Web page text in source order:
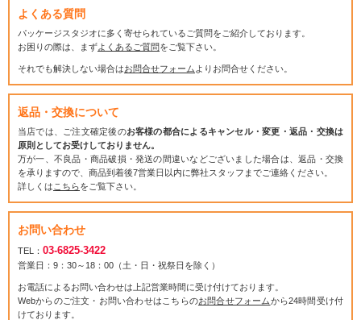
よくある質問
パッケージスタジオに多く寄せられているご質問をご紹介しております。
お困りの際は、まずよくあるご質問をご覧下さい。
それでも解決しない場合はお問合せフォーム よりお問合せください。
返品・交換について
当店では、ご注文確定後のお客様の都合によるキャンセル・変更・返品・交換は
原則としてお受けしておりません。
万が一、不良品・商品破損・発送の間違いなどございました場合は、返品・交換
を承りますので、商品到着後7営業日以内に弊社スタッフまでご連絡ください。
詳しくは こちらをご覧下さい。
お問い合わせ
TEL： 03-6825-3422
営業日：9：30～18：00（土・日・祝祭日を除く）
お電話によるお問い合わせは上記営業時間に受け付けております。
Webからのご注文・お問い合わせはこちらのお問合せフォームから24時間受け付
けております。